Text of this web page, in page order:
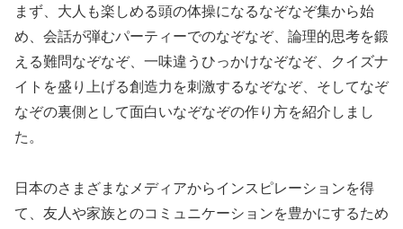
まず、大人も楽しめる頭の体操になるなぞなぞ集から始
め、会話が弾むパーティーでのなぞなぞ、論理的思考を鍛
える難問なぞなぞ、一味違うひっかけなぞなぞ、クイズナ
イトを盛り上げる創造力を刺激するなぞなぞ、そしてなぞ
なぞの裏側として面白いなぞなぞの作り方を紹介しまし
た。
日本のさまざまなメディアからインスピレーションを得
て、友人や家族とのコミュニケーションを豊かにするため